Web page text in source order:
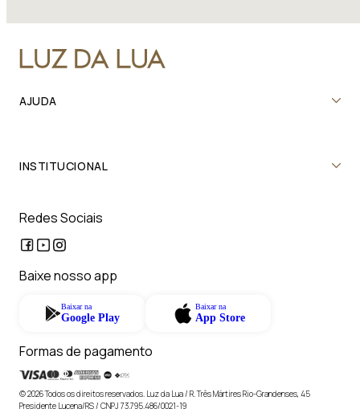
AJUDA
INSTITUCIONAL
Redes Sociais
Baixe nosso app
Baixar na
Google Play
Baixar na
App Store
Formas de pagamento
© 2026 Todos os direitos reservados. Luz da Lua / R. Três Mártires Rio-Grandenses, 45
Presidente Lucena/RS / CNPJ 73.795.486/0021-19